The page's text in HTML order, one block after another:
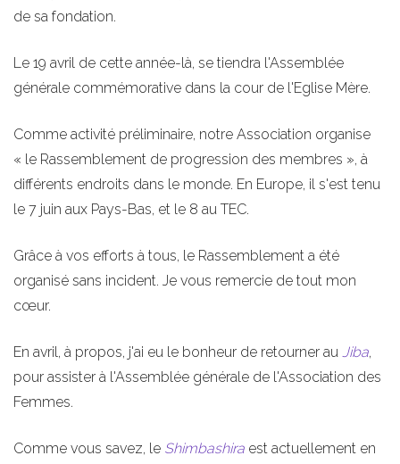
de sa fondation.
Le 19 avril de cette année-là, se tiendra l'Assemblée
générale commémorative dans la cour de l'Eglise Mère.
Comme activité préliminaire, notre Association organise
« le Rassemblement de progression des membres », à
différents endroits dans le monde. En Europe, il s'est tenu
le 7 juin aux Pays-Bas, et le 8 au TEC.
Grâce à vos efforts à tous, le Rassemblement a été
organisé sans incident. Je vous remercie de tout mon
cœur.
En avril, à propos, j'ai eu le bonheur de retourner au Jiba,
pour assister à l'Assemblée générale de l'Association des
Femmes.
Comme vous savez, le Shimbashira est actuellement en